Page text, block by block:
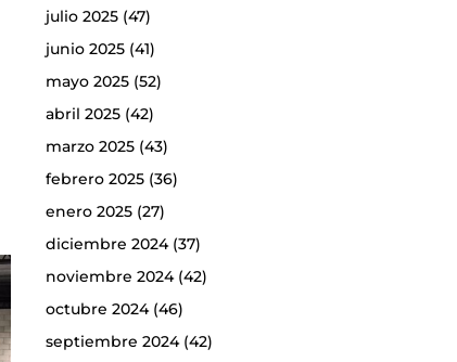
julio 2025(47)
junio 2025(41)
mayo 2025(52)
abril 2025(42)
marzo 2025(43)
febrero 2025(36)
enero 2025(27)
diciembre 2024(37)
noviembre 2024(42)
octubre 2024(46)
septiembre 2024(42)